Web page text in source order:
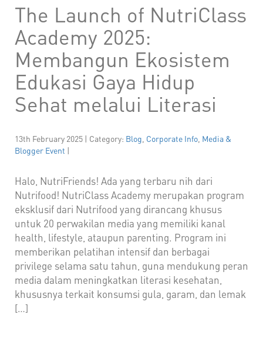
The Launch of NutriClass
Academy 2025:
Membangun Ekosistem
Edukasi Gaya Hidup
Sehat melalui Literasi
13th February 2025 | Category: Blog Corporate Info Media &
Blogger Event |
Halo, NutriFriends! Ada yang terbaru nih dari
Nutrifood! NutriClass Academy merupakan program
eksklusif dari Nutrifood yang dirancang khusus
untuk 20 perwakilan media yang memiliki kanal
health, lifestyle, ataupun parenting. Program ini
memberikan pelatihan intensif dan berbagai
privilege selama satu tahun, guna mendukung peran
media dalam meningkatkan literasi kesehatan,
khususnya terkait konsumsi gula, garam, dan lemak
[…]